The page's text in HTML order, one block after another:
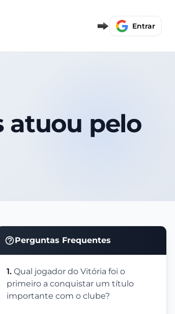
Entrar
atuou pelo
Perguntas Frequentes
1. Qual jogador do Vitória foi o
primeiro a conquistar um título
importante com o clube?